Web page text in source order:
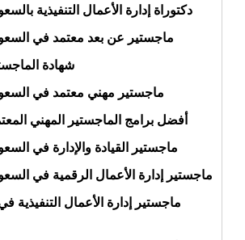
دكتوراة إدارة الأعمال التنفيذية
ماجستير عن بعد معتمد في السعودية
شهادة
ماجستير مهني معتمد في السعودية
أفضل برامج الماجستير المهني
ماجستير القيادة والإدارة في
ماجستير إدارة الأعمال الرقمية في
ماجستير إدارة الأعمال التنفيذية